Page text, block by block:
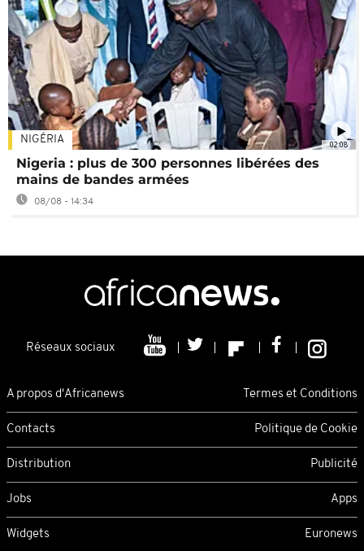
02:08
NIGÉRIA
Nigeria : plus de 300 personnes libérées des
mains de bandes armées
08/08 - 14:34
Réseaux sociaux
A propos d'Africanews Termes et Conditions
Contacts Politique de Cookie
Distribution Publicité
Jobs Apps
Widgets Euronews